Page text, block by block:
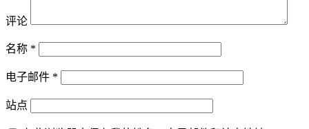
评论
名称 *
电子邮件 *
站点